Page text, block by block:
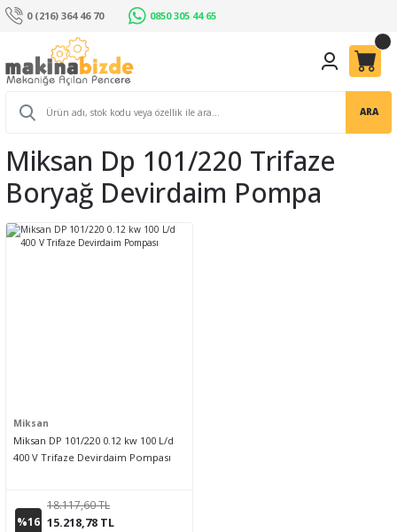
0 (216) 364 46 70 0850 305 44 65
ARA
Miksan Dp 101/220 Trifaze
Boryağ Devirdaim Pompa
Miksan
Miksan DP 101/220 0.12 kw 100 L/d
400 V Trifaze Devirdaim Pompası
%16
18.117,60 TL
15.218,78 TL